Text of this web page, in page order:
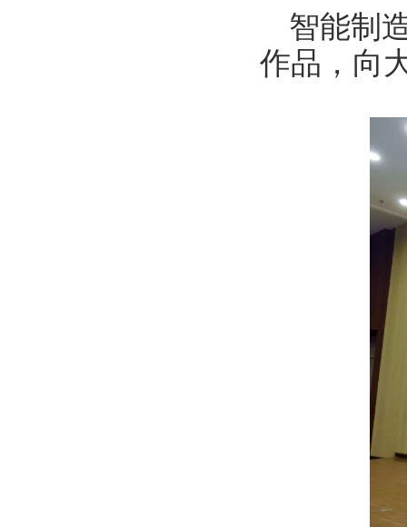
智能制
作品，向